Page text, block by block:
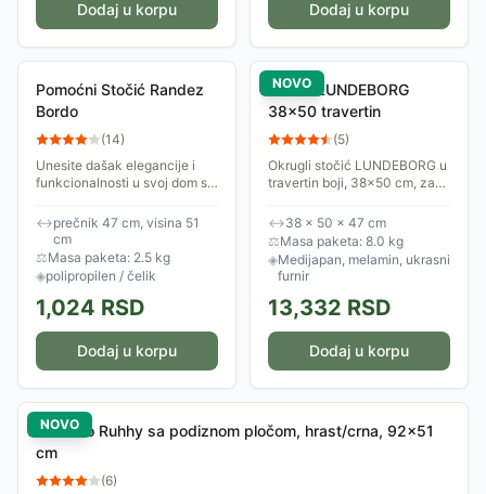
Dodaj u korpu Dodaj u korpu
Pomoćni Stočić Randez
Bordo
(14)
Unesite dašak elegancije i
funkcionalnosti u svoj dom sa
Rendz u prelepoj bordo boji.
Ovaj okrugli stočić nije samo
praktičan,...
↔prečnik 47 cm, visina 51
cm
⚖Masa paketa: 2.5 kg
◈polipropilen / čelik
1,024 RSD
Dodaj u korpu
NOVO
Stočić LUNDEBORG
38x50 travertin
(5)
Okrugli stočić LUNDEBORG u
travertin boji, 38x50 cm, za
↔38 × 50 × 47 cm
⚖Masa paketa: 8.0 kg
◈Medijapan, melamin, ukrasni
furnir
13,332 RSD
Dodaj u korpu
NOVO
Klub sto Ruhhy sa podiznom pločom, hrast/crna, 92×51
cm
(6)